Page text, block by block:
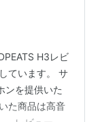
H3レビ
ています。 サ
ンを提供いた
た商品は高音